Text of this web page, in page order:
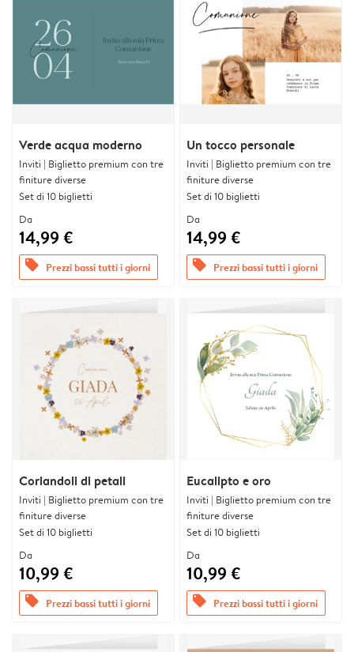
Verde acqua moderno
Inviti | Biglietto premium con tre
finiture diverse
Set di 10 biglietti
Da
14,99 €
offers Prezzi bassi tutti i giorni
Un tocco personale
Inviti | Biglietto premium con tre
finiture diverse
Set di 10 biglietti
Da
14,99 €
offers Prezzi bassi tutti i giorni
Coriandoli di petali
Inviti | Biglietto premium con tre
finiture diverse
Set di 10 biglietti
Da
10,99 €
offers Prezzi bassi tutti i giorni
Eucalipto e oro
Inviti | Biglietto premium con tre
finiture diverse
Set di 10 biglietti
Da
10,99 €
offers Prezzi bassi tutti i giorni